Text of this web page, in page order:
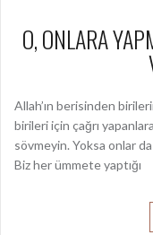
O, ONLARA
Allah’ın berisinden
birileri için çağrı
sövmeyin. Yoksa onlar
Biz her ümmete yaptığı